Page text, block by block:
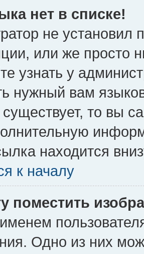
нет в списке!
не установил
или же просто
узнать у
нужный вам
существует, то вы
находится
к началу
поместить
Одно из них